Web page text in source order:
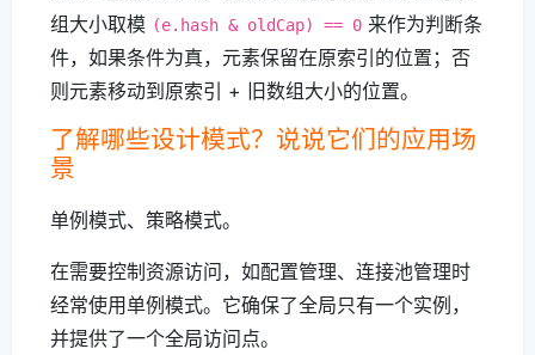
组大小取模 (e.hash & oldCap) == 0 来作为判断条
件，如果条件为真，元素保留在原索引的位置；否
则元素移动到原索引 + 旧数组大小的位置。
了解哪些设计模式？说说它们的应用场
景
单例模式、策略模式。
在需要控制资源访问，如配置管理、连接池管理时
经常使用单例模式。它确保了全局只有一个实例，
并提供了一个全局访问点。